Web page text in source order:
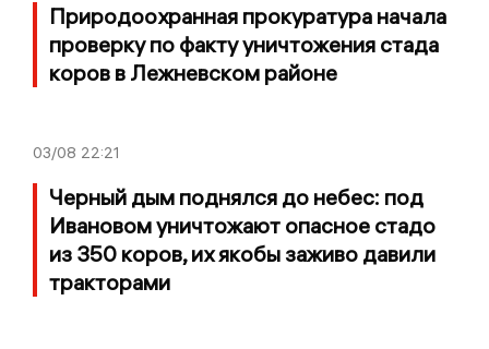
Природоохранная прокуратура начала
проверку по факту уничтожения стада
коров в Лежневском районе
03/08 22:21
Черный дым поднялся до небес: под
Ивановом уничтожают опасное стадо
из 350 коров, их якобы заживо давили
тракторами